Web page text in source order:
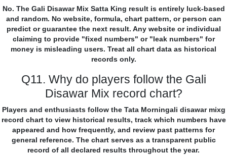
No. The Gali Disawar Mix Satta King result is entirely luck-based
and random. No website, formula, chart pattern, or person can
predict or guarantee the next result. Any website or individual
claiming to provide "fixed numbers" or "leak numbers" for
money is misleading users. Treat all chart data as historical
records only.
Q11. Why do players follow the Gali
Disawar Mix record chart?
Players and enthusiasts follow the Tata Morningali disawar mixg
record chart to view historical results, track which numbers have
appeared and how frequently, and review past patterns for
general reference. The chart serves as a transparent public
record of all declared results throughout the year.